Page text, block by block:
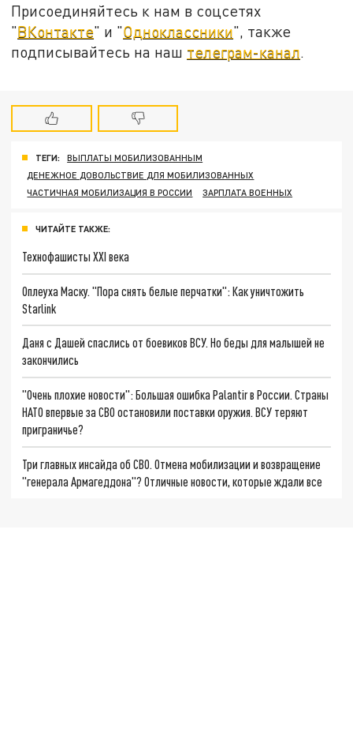
Присоединяйтесь к нам в соцсетях
"ВКонтакте" и "Одноклассники", также
подписывайтесь на наш телеграм-канал
ТЕГИ:
ВЫПЛАТЫ МОБИЛИЗОВАННЫМ
ДЕНЕЖНОЕ ДОВОЛЬСТВИЕ ДЛЯ МОБИЛИЗОВАННЫХ
ЧАСТИЧНАЯ МОБИЛИЗАЦИЯ В РОССИИ
ЗАРПЛАТА ВОЕННЫХ
ЧИТАЙТЕ ТАКЖЕ:
Технофашисты XXI века
Оплеуха Маску. "Пора снять белые перчатки": Как уничтожить
Starlink
Даня с Дашей спаслись от боевиков ВСУ. Но беды для малышей не
закончились
"Очень плохие новости": Большая ошибка Palantir в России. Страны
НАТО впервые за СВО остановили поставки оружия. ВСУ теряют
приграничье?
Три главных инсайда об СВО. Отмена мобилизации и возвращение
"генерала Армагеддона"? Отличные новости, которые ждали все